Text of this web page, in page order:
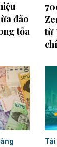
đảo
tỏa
từ